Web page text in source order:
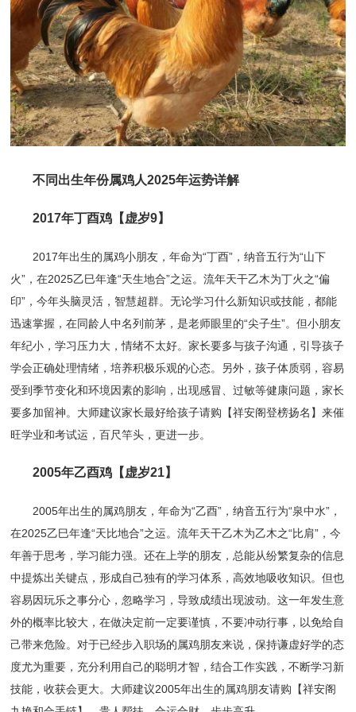
不同出生年份属鸡人2025年运势详解
2017年丁酉鸡【虚岁9】
2017年出生的属鸡小朋友，年命为“丁酉”，纳音五行为“山下
火”，在2025乙巳年逢“天生地合”之运。流年天干乙木为丁火之“偏
印”，今年头脑灵活，智慧超群。无论学习什么新知识或技能，都能
迅速掌握，在同龄人中名列前茅，是老师眼里的“尖子生”。但小朋友
年纪小，学习压力大，情绪不太好。家长要多与孩子沟通，引导孩子
学会正确处理情绪，培养积极乐观的心态。另外，孩子体质弱，容易
受到季节变化和环境因素的影响，出现感冒、过敏等健康问题，家长
要多加留神。大师建议家长最好给孩子请购【祥安阁登榜扬名】来催
旺学业和考试运，百尺竿头，更进一步。
2005年乙酉鸡【虚岁21】
2005年出生的属鸡朋友，年命为“乙酉”，纳音五行为“泉中水”，
在2025乙巳年逢“天比地合”之运。流年天干乙木为乙木之“比肩”，今
年善于思考，学习能力强。还在上学的朋友，总能从纷繁复杂的信息
中提炼出关键点，形成自己独有的学习体系，高效地吸收知识。但也
容易因玩乐之事分心，忽略学习，导致成绩出现波动。这一年发生意
外的概率比较大，在做决定前一定要谨慎，不要冲动行事，以免给自
己带来危险。对于已经步入职场的属鸡朋友来说，保持谦虚好学的态
度尤为重要，充分利用自己的聪明才智，结合工作实践，不断学习新
技能，收获会更大。大师建议2005年出生的属鸡朋友请购【祥安阁